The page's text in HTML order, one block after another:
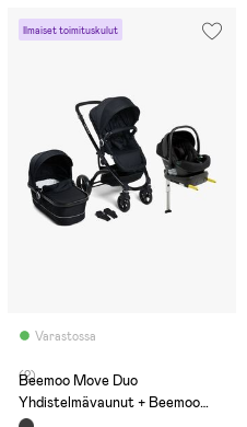
Ilmaiset toimituskulut
Varastossa
(2)
Beemoo Move Duo
Yhdistelmävaunut + Beemoo